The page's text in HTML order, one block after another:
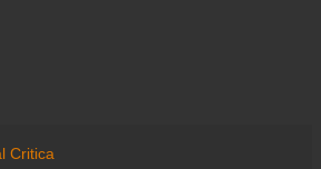
Critica